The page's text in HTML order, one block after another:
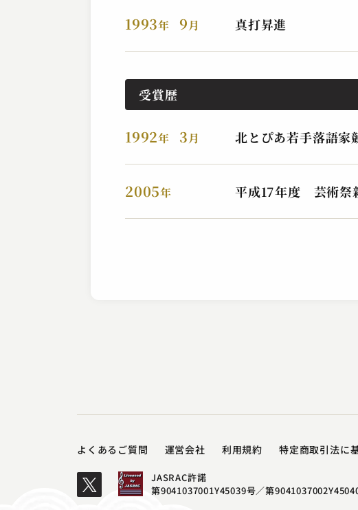
柳家 はん治
背なで老いてる唐獅子牡丹
1993年 9月 真打昇進
受賞歴
1992年 3月 北とぴあ若手落語家
2005年 平成17年度 芸術祭
よくあるご質問 運営会社 利用規約 特定商取引法に
JASRAC許諾
第9041037001Y45039号／第